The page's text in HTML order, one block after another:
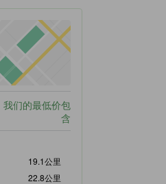
我们的最低价包
含
19.1公里
22.8公里